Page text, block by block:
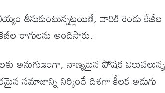
తీసుకుంటున్నట్లయితే, వారికి రెండు కేజీల
రాగులను అందిస్తారు.
అనుగుణంగా, నాణ్యమైన పోషక విలువలున్న
సమాజాన్ని నిర్మించే దిశగా కీలక అడుగు